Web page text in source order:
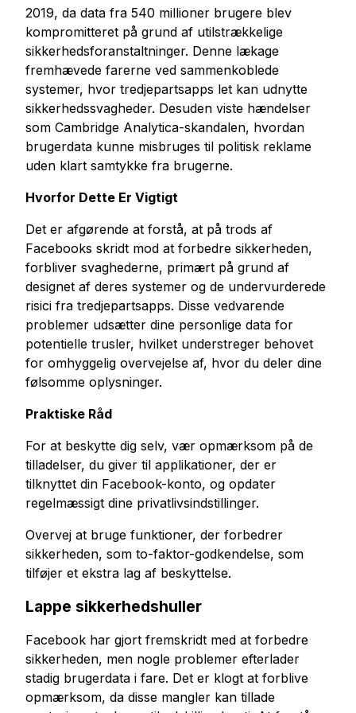
2019, da data fra 540 millioner brugere blev
kompromitteret på grund af utilstrækkelige
sikkerhedsforanstaltninger. Denne lækage
fremhævede farerne ved sammenkoblede
systemer, hvor tredjepartsapps let kan udnytte
sikkerhedssvagheder. Desuden viste hændelser
som Cambridge Analytica-skandalen, hvordan
brugerdata kunne misbruges til politisk reklame
uden klart samtykke fra brugerne.
Hvorfor Dette Er Vigtigt
Det er afgørende at forstå, at på trods af
Facebooks skridt mod at forbedre sikkerheden,
forbliver svaghederne, primært på grund af
designet af deres systemer og de undervurderede
risici fra tredjepartsapps. Disse vedvarende
problemer udsætter dine personlige data for
potentielle trusler, hvilket understreger behovet
for omhyggelig overvejelse af, hvor du deler dine
følsomme oplysninger.
Praktiske Råd
For at beskytte dig selv, vær opmærksom på de
tilladelser, du giver til applikationer, der er
tilknyttet din Facebook-konto, og opdater
regelmæssigt dine privatlivsindstillinger.
Overvej at bruge funktioner, der forbedrer
sikkerheden, som to-faktor-godkendelse, som
tilføjer et ekstra lag af beskyttelse.
Lappe sikkerhedshuller
Facebook har gjort fremskridt med at forbedre
sikkerheden, men nogle problemer efterlader
stadig brugerdata i fare. Det er klogt at forblive
opmærksom, da disse mangler kan tillade